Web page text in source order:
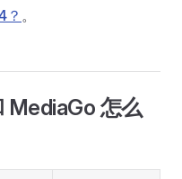
？ 。
怎么